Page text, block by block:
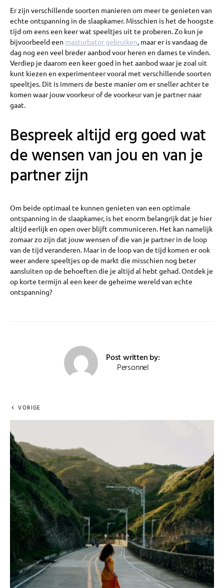
Er zijn verschillende soorten manieren om meer te genieten van
echte ontspanning in de slaapkamer. Misschien is het de hoogste
tijd om eens een keer wat speeltjes uit te proberen. Zo kun je
bijvoorbeeld een masturbator gebruiken, maar er is vandaag de
dag nog een veel breder aanbod voor heren en dames te vinden.
Verdiep je daarom een keer goed in het aanbod waar je zoal uit
kunt kiezen en experimenteer vooral met verschillende soorten
speeltjes. Dit is immers de beste manier om er sneller achter te
komen waar jouw voorkeur of de voorkeur van je partner naar
gaat.
Bespreek altijd erg goed wat
de wensen van jou en van je
partner zijn
Om beide optimaal te kunnen genieten van een optimale
ontspanning in de slaapkamer, is het enorm belangrijk dat je hier
altijd eerlijk en open over blijft communiceren. Het kan namelijk
zomaar zo zijn dat jouw wensen of die van je partner in de loop
van de tijd veranderen. Maar in de loop van de tijd komen er ook
weer andere speeltjes op de markt die misschien nog beter
aansluiten op de behoeften die je altijd al hebt gehad. Ontdek je
op korte termijn al een keer de geheime wereld van echte
ontspanning?
Post written by:
Personnel
VORIGE